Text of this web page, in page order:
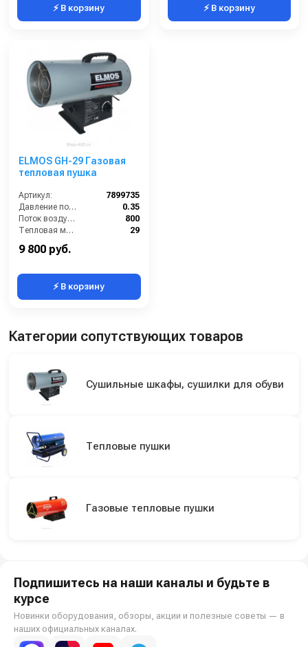
⚡ В корзину ⚡ В корзину
ELMOS GH-29 Газовая
тепловая пушка
Артикул:
7899735
Давление подачи газа (бар):
0.35
Поток воздуха (м3/час):
800
Тепловая мощность / производительность (кВт):
29
9 800 руб.
⚡ В корзину
Категории сопутствующих товаров
Сушильные шкафы, сушилки для обуви
Тепловые пушки
Газовые тепловые пушки
Подпишитесь на наши каналы и будьте в
курсе
Новинки оборудования, обзоры, акции и полезные советы — в
наших официальных каналах.